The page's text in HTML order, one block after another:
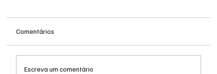
Comentários
Escreva um comentário